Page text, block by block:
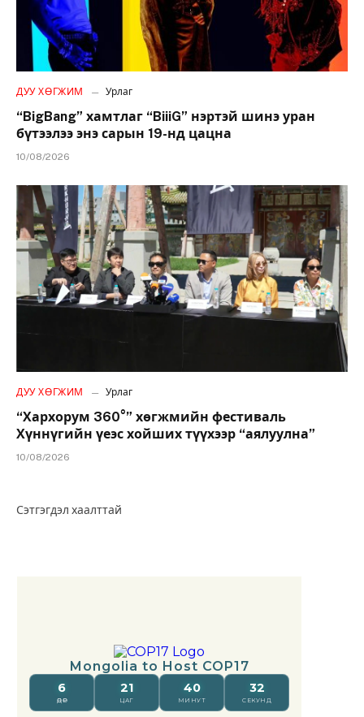
ДУУ ХӨГЖИМ Урлаг
“BigBang” хамтлаг “BiiiG” нэртэй шинэ уран
бүтээлээ энэ сарын 19-нд цацна
10/08/2026
ДУУ ХӨГЖИМ Урлаг
“Хархорум 360°” хөгжмийн фестиваль
Хүннүгийн үеэс хойших түүхээр “аялуулна”
10/08/2026
Сэтгэгдэл хаалттай